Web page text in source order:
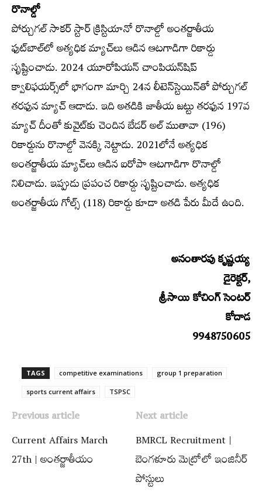
రొనాల్డో
పోర్చుగల్‌ సాకర్‌ స్టార్‌ క్రిస్టియానో రొనాల్డో అంతర్జాతీయ
ఫుట్‌బాల్‌లో అత్యధిక మ్యాచ్‌లు ఆడిన ఆటగాడిగా రికార్డు
సృష్టించాడు. 2024 యూరోపియన్‌ చాంపియన్‌షిప్‌
క్వాలిఫయర్స్‌లో భాగంగా మార్చి 24న లీటెన్‌స్టెయిన్‌తో పోర్చుగల్‌
తరఫున మ్యాచ్‌ ఆడాడు. ఇది అతడికి జాతీయ జట్టు తరఫున 197వ
మ్యాచ్‌ దీంతో కువైట్‌కు చెందిన బేడర్‌ అల్‌ ముతావా (196)
రికార్డును రొనాల్డో వెనక్కి నెట్టాడు. 2021లోనే అత్యధిక
అంతర్జాతీయ మ్యాచ్‌లు ఆడిన ఐరోపా ఆటగాడిగా రొనాల్డో
నిలిచాడు. ఇప్పుడు ప్రపంచ రికార్డు సృష్టించాడు. అత్యధిక
అంతర్జాతీయ గోల్స్‌ (118) రికార్డు కూడా అతడి పేరు మీదే ఉంది.
అనంతారపు కృష్ణయ్య
డైరెక్టర్‌,
శ్రీసాయి కోచింగ్‌ సెంటర్‌
కోదాడ
9948750605
TAGS competitive examinations group 1 preparation
sports current affairs TSPSC
Previous article
Current Affairs March
27th | అంతర్జాతీయం
Next article
BMRCL Recruitment |
బెంగళూరు మెట్రోలో ఇంజినీర్‌
పోస్టులు